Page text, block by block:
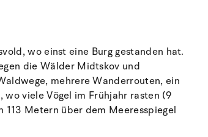
wo einst eine Burg gestanden hat.
die Wälder Midtskov und
mehrere Wanderrouten, ein
viele Vögel im Frühjahr rasten (9
113 Metern über dem Meeresspiegel